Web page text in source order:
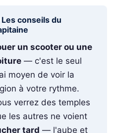
Les conseils du
un scooter ou une
— c'est le seul
moyen de voir la
à votre rythme.
verrez des temples
les autres ne voient
tard — l'aube et